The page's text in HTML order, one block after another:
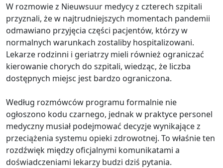
W rozmowie z Nieuwsuur medycy z czterech szpitali
przyznali, że w najtrudniejszych momentach pandemii
odmawiano przyjęcia części pacjentów, którzy w
normalnych warunkach zostaliby hospitalizowani.
Lekarze rodzinni i geriatrzy mieli również ograniczać
kierowanie chorych do szpitali, wiedząc, że liczba
dostępnych miejsc jest bardzo ograniczona.
Według rozmówców programu formalnie nie
ogłoszono kodu czarnego, jednak w praktyce personel
medyczny musiał podejmować decyzje wynikające z
przeciążenia systemu opieki zdrowotnej. To właśnie ten
rozdźwięk między oficjalnymi komunikatami a
doświadczeniami lekarzy budzi dziś pytania.